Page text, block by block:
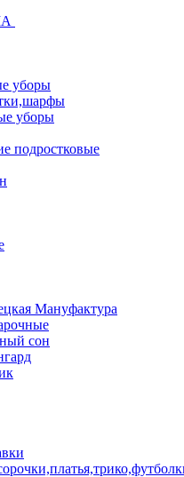
уборы
уборы
подростковые
Мануфактура
сон